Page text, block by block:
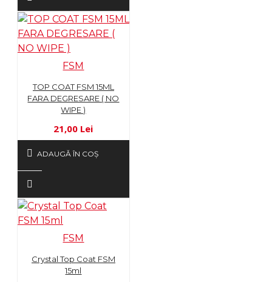
FSM
TOP COAT FSM 15ML
FARA DEGRESARE ( NO
WIPE )
21,00 Lei
ADAUGĂ ÎN COŞ
FSM
Crystal Top Coat FSM
15ml